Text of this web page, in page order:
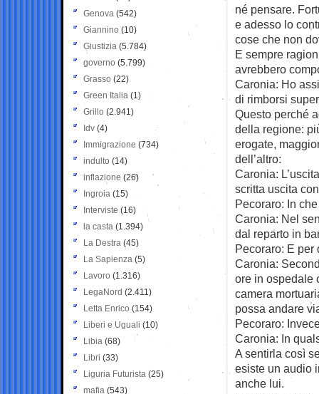
né pensare.
e adesso lo
cose che non
E sempre
avrebbero
Caronia: Ho
di rimborsi
Questo perché
della regione:
erogate,
dell’altro:
Caronia:
scritta uscita
Pecoraro: In
Caronia: Nel
dal reparto in
Pecoraro: E per
Caronia:
ore in ospedale
camera
possa andare
Pecoraro:
Caronia: In
A sentirla così
esiste un audio
anche lui.
Genova (542)
Giannino (10)
Giustizia (5.784)
governo (5.799)
Grasso (22)
Green Italia (1)
Grillo (2.941)
Idv (4)
Immigrazione (734)
indulto (14)
inflazione (26)
Ingroia (15)
Interviste (16)
la casta (1.394)
La Destra (45)
La Sapienza (5)
Lavoro (1.316)
LegaNord (2.411)
Letta Enrico (154)
Liberi e Uguali (10)
Libia (68)
Libri (33)
Liguria Futurista (25)
mafia (543)